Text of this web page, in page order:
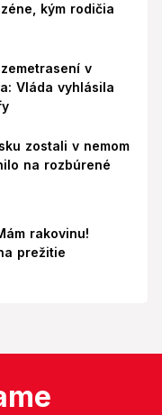
kým rodičia
v
Vláda vyhlásila
zostali v nemom
na rozbúrené
rakovinu!
prežitie